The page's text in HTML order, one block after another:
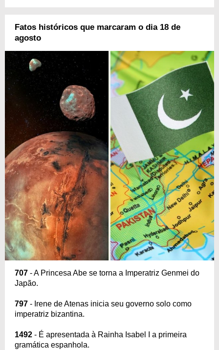
Fatos históricos que marcaram o dia 18 de
agosto
707 - A Princesa Abe se torna a Imperatriz Genmei do
Japão.
797 - Irene de Atenas inicia seu governo solo como
imperatriz bizantina.
1492 - É apresentada à Rainha Isabel I a primeira
gramática espanhola.